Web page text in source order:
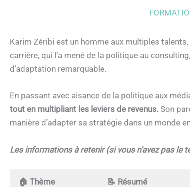
Karim Zéribi est un homme aux multiples
carrière, qui l’a mené de la politique au
d’adaptation remarquable.
En passant avec aisance de la politique aux
tout en multipliant les leviers de revenus. Son
manière d’adapter sa stratégie dans un monde
Les informations à retenir (si vous n’avez pas le
🏠 Thème 📝 Résumé